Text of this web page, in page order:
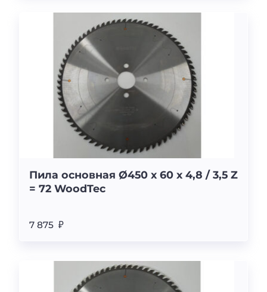
Пила основная Ø450 х 60 х 4,8 / 3,5 Z
= 72 WoodTec
7 875 ₽